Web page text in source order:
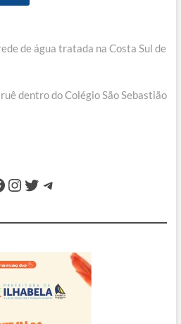
de água tratada na Costa Sul de
dentro do Colégio São Sebastião
Instagram
Twitter
Telegram